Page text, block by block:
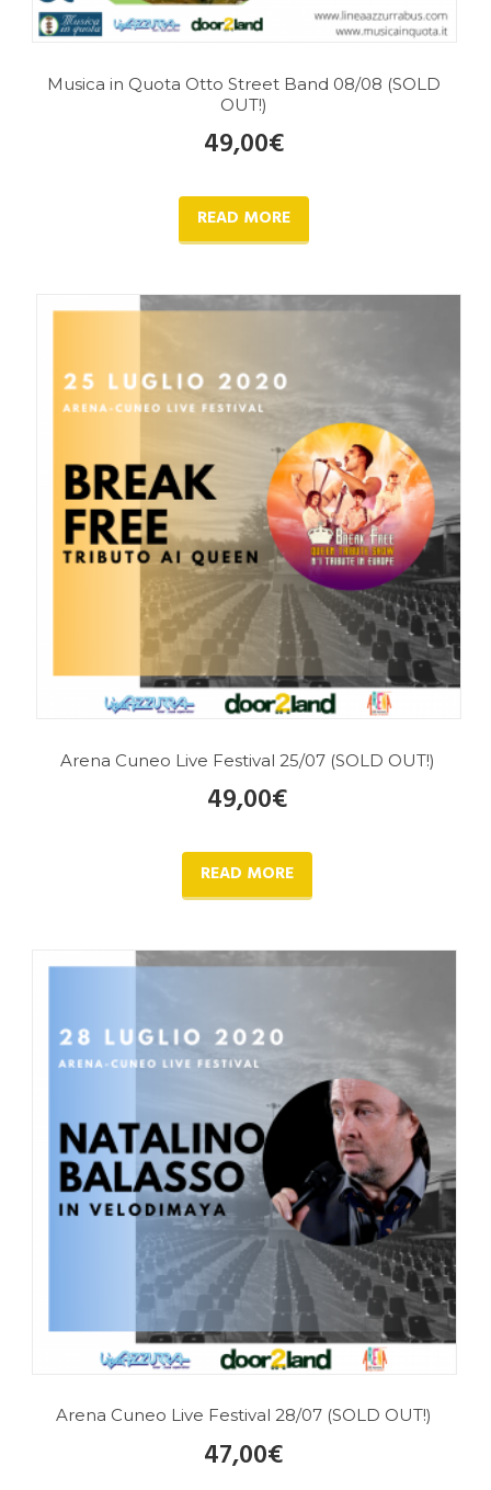
Musica in Quota Otto Street Band 08/08 (SOLD
OUT!)
49,00€
READ MORE
Arena Cuneo Live Festival 25/07 (SOLD OUT!)
49,00€
READ MORE
Arena Cuneo Live Festival 28/07 (SOLD OUT!)
47,00€